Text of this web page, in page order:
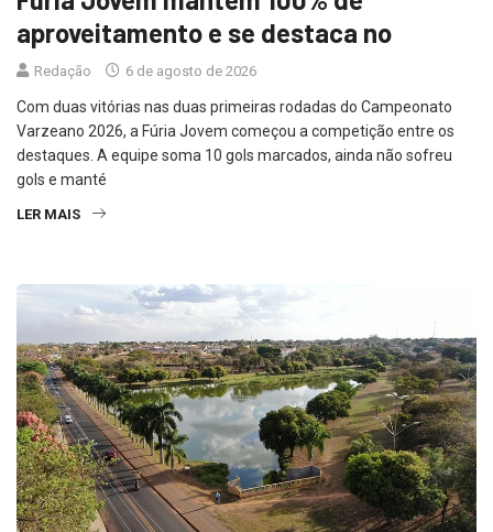
aproveitamento e se destaca no
Redação 6 de agosto de 2026
Com duas vitórias nas duas primeiras rodadas do Campeonato
Varzeano 2026, a Fúria Jovem começou a competição entre os
destaques. A equipe soma 10 gols marcados, ainda não sofreu
gols e manté
LER MAIS